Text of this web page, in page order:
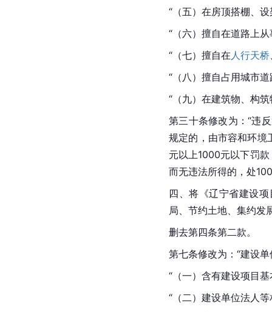
“（五）在房顶搭棚、
“（六）擅自在道路上
“（七）擅自在 人行天桥
“（八）擅自占用城市
“（九）在建筑物、构
第三十条修改为：“违
规定的，由市容和环境
元以上1000元以下罚
而无违法所得的，处
四、将《辽宁省建设
局、节约土地、集约发
删去第四条第二款。
第七条修改为：“建设
“（一）含有建设项目
“（二）建设单位法人